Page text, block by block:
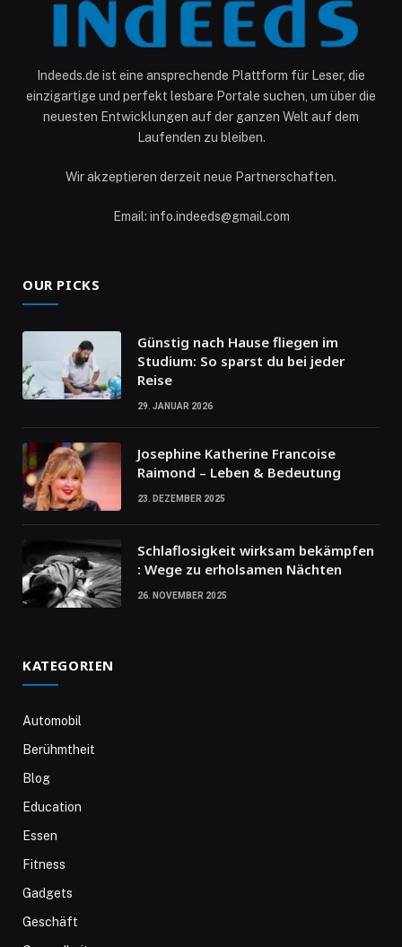
Indeeds.de ist eine ansprechende Plattform für Leser, die
einzigartige und perfekt lesbare Portale suchen, um über die
neuesten Entwicklungen auf der ganzen Welt auf dem
Laufenden zu bleiben.
Wir akzeptieren derzeit neue Partnerschaften.
Email: info.indeeds@gmail.com
OUR PICKS
Günstig nach Hause fliegen im
Studium: So sparst du bei jeder
Reise
29. JANUAR 2026
Josephine Katherine Francoise
Raimond – Leben & Bedeutung
23. DEZEMBER 2025
Schlaflosigkeit wirksam bekämpfen
: Wege zu erholsamen Nächten
26. NOVEMBER 2025
KATEGORIEN
Automobil
Berühmtheit
Blog
Education
Essen
Fitness
Gadgets
Geschäft